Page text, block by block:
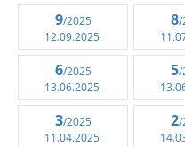
9/2025
12.09.2025.
8/
6/2025
13.06.2025.
5/
3/2025
11.04.2025.
2/